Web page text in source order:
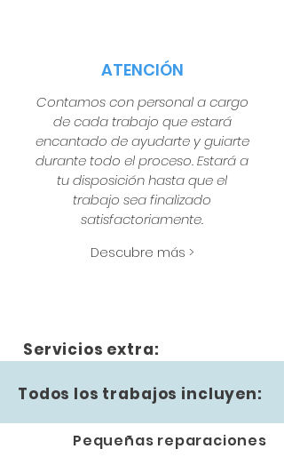
ATENCIÓN
Contamos con personal a cargo
de cada trabajo que estará
encantado de ayudarte y guiarte
durante todo el proceso. Estará a
tu disposición hasta que el
trabajo sea finalizado
satisfactoriamente.
Descubre más >
Servicios extra:
Todos los trabajos incluyen:
Pequeñas reparaciones